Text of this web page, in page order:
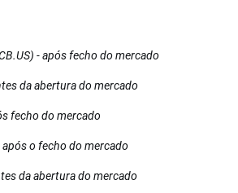
- após fecho do mercado
da abertura do mercado
fecho do mercado
após o fecho do mercado
da abertura do mercado